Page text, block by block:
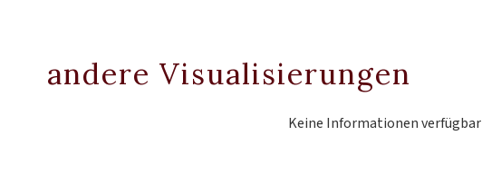
andere Visualisierungen
Keine Informationen verfügbar